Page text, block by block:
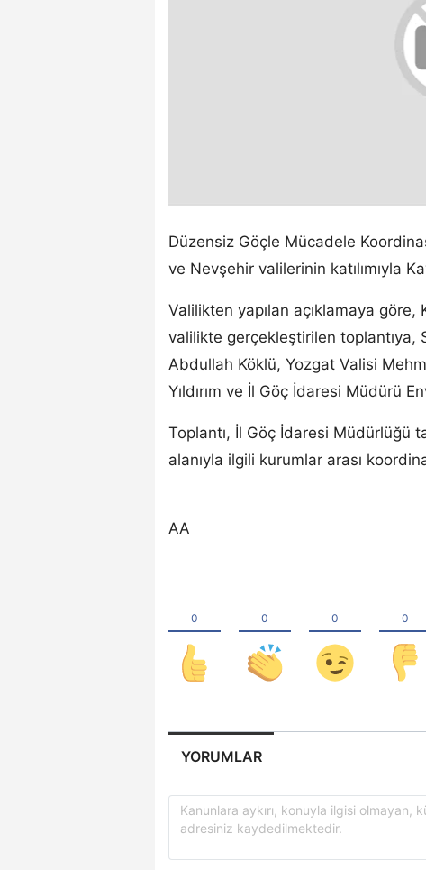
Düzensiz Göçle Mücadele
ve Nevşehir valilerinin katılımıyla
Valilikten yapılan açıklamaya göre,
valilikte gerçekleştirilen toplantıya,
Abdullah Köklü, Yozgat Valisi
Yıldırım ve İl Göç İdaresi Müdürü
Toplantı, İl Göç İdaresi Müdürlüğü
alanıyla ilgili kurumlar arası
AA
YORUMLAR